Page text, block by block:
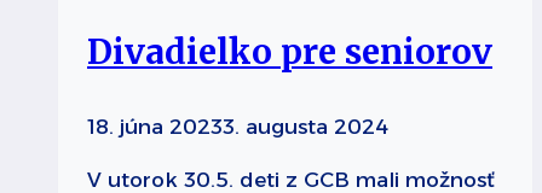
Divadielko pre seniorov
18. júna 20233. augusta 2024
V utorok 30.5. deti z GCB mali možnosť